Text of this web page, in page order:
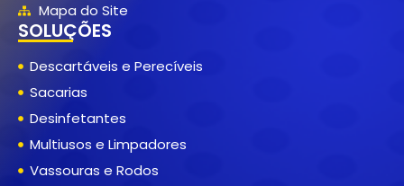
Mapa do Site
SOLUÇÕES
Descartáveis e Perecíveis
Sacarias
Desinfetantes
Multiusos e Limpadores
Vassouras e Rodos